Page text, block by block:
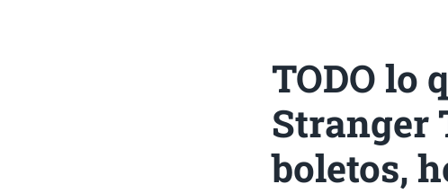
TODO lo
Stranger
boletos,